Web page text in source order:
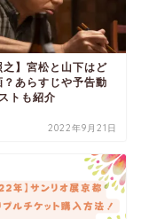
之】宮松と山下はど
？あらすじや予告動
トも紹介
2022年9月21日